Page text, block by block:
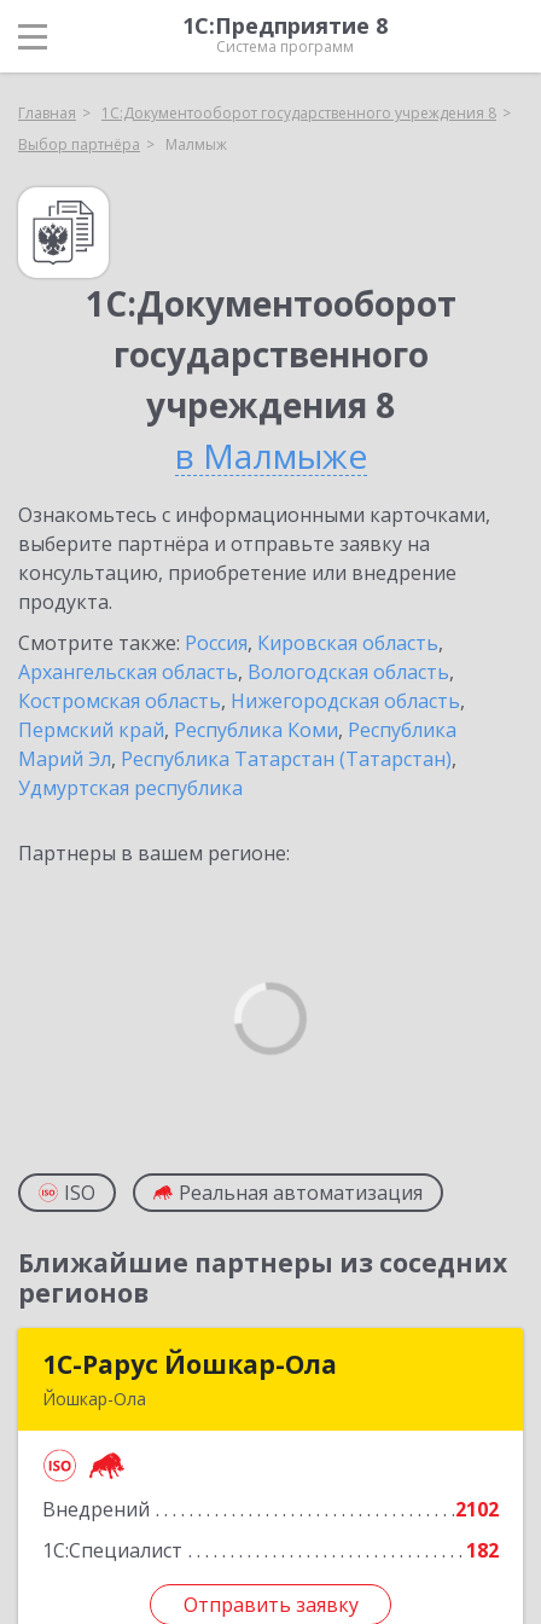
1С:Предприятие 8
Система программ
Главная
1С:Документооборот государственного учреждения 8
Выбор партнёра
Малмыж
1С:Документооборот
государственного
учреждения 8
в Малмыже
Ознакомьтесь с информационными карточками,
выберите партнёра и отправьте заявку на
консультацию, приобретение или внедрение
продукта.
Смотрите также: Россия, Кировская область,
Архангельская область, Вологодская область,
Костромская область, Нижегородская область,
Пермский край, Республика Коми, Республика
Марий Эл, Республика Татарстан (Татарстан),
Удмуртская республика
Партнеры в вашем регионе:
ISO Реальная автоматизация
Ближайшие партнеры из соседних
регионов
1С-Рарус Йошкар-Ола
Йошкар-Ола
Внедрений
2102
1С:Специалист
182
Отправить заявку
1С-Рарус Йошкар-Ола
Подробнее
Отправить заявку